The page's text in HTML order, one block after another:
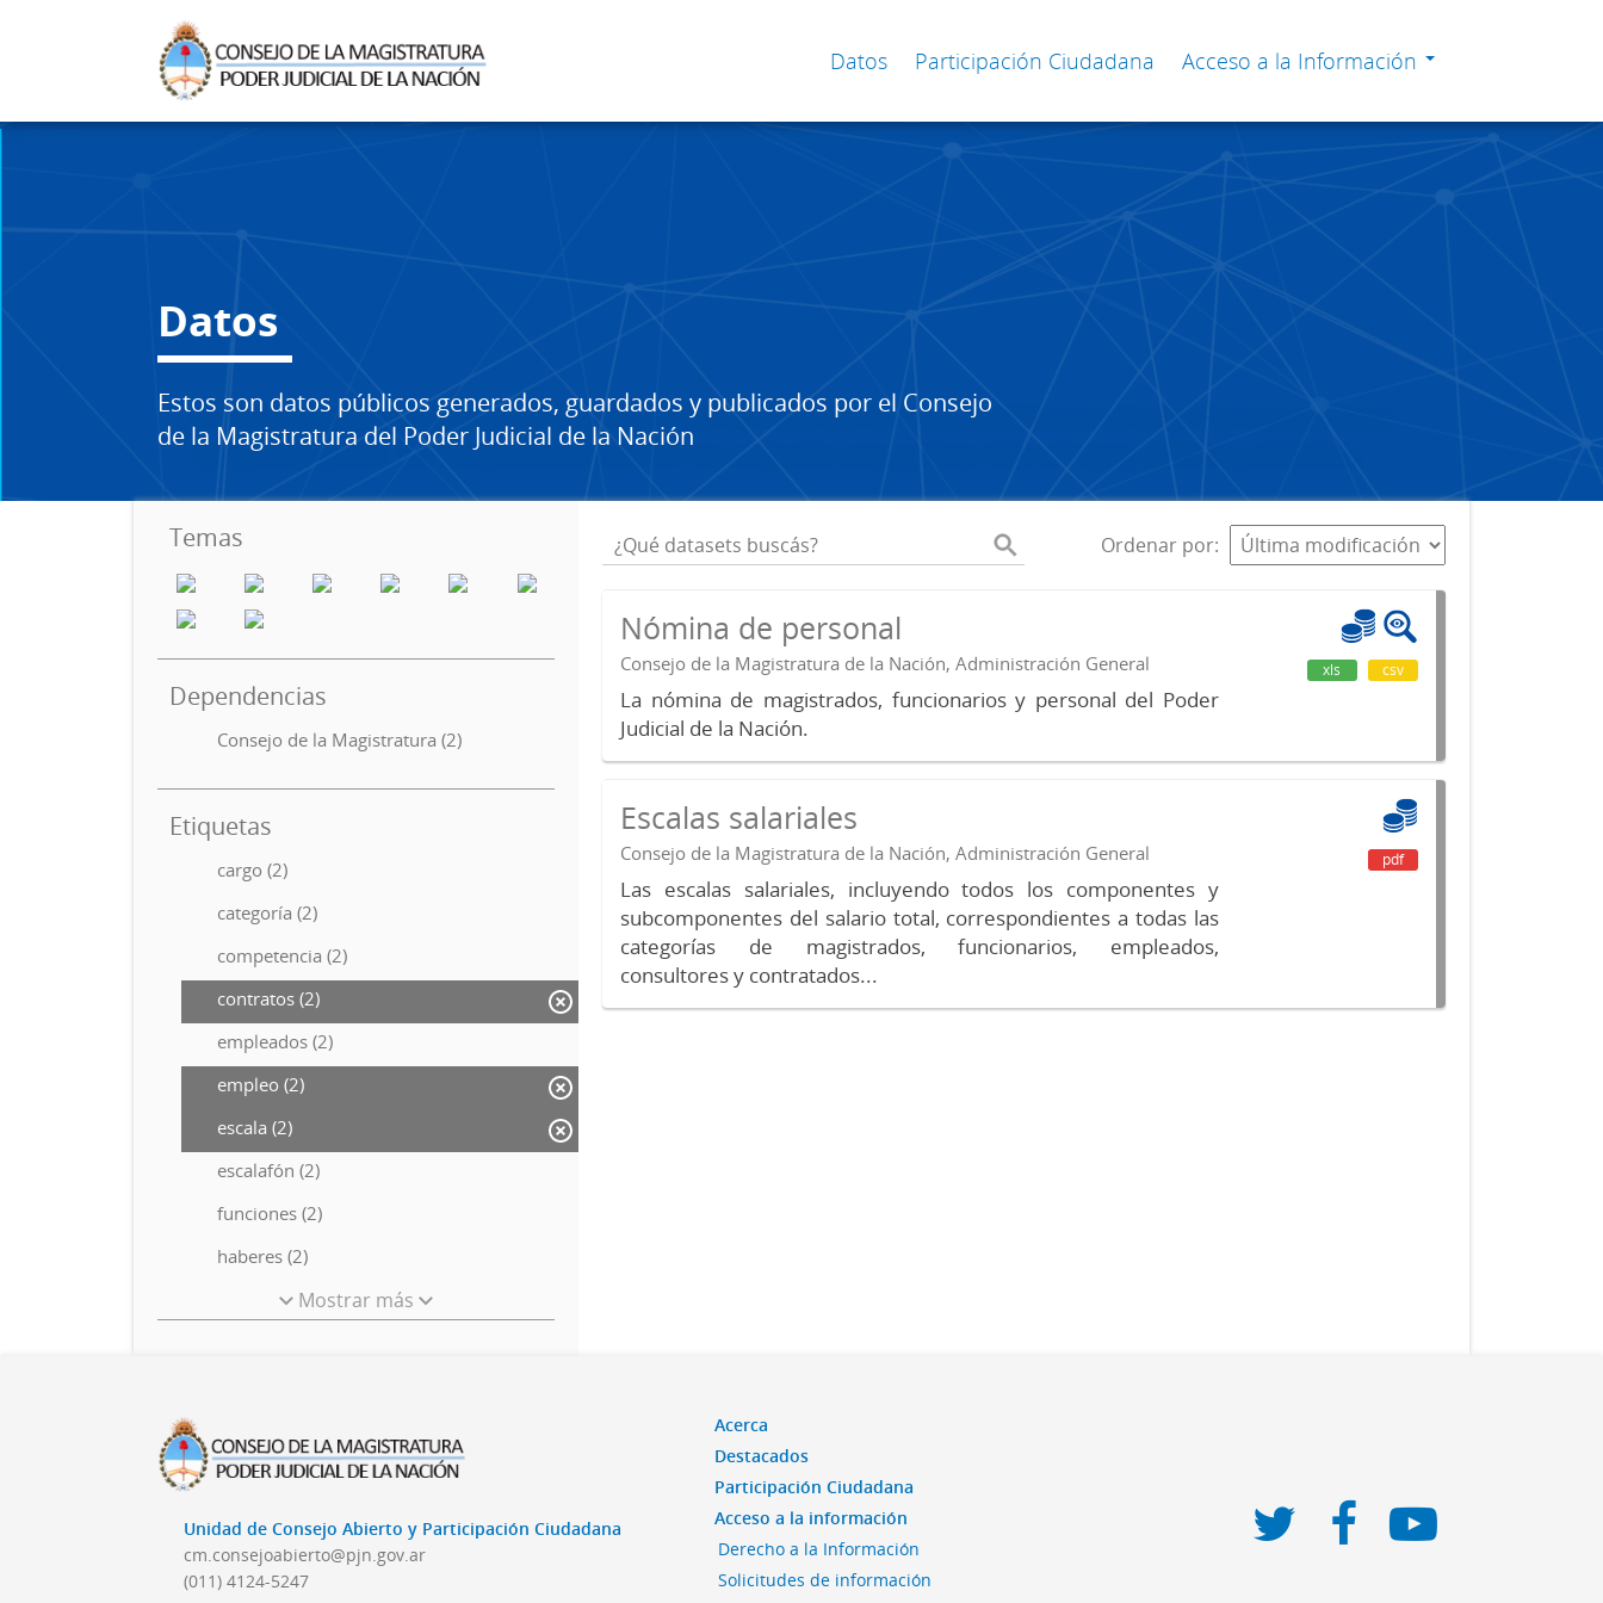
Datos Participación Ciudadana Acceso a la Información
Datos
Estos son datos públicos generados, guardados y publicados por el Consejo
de la Magistratura del Poder Judicial de la Nación
Temas
Dependencias
Consejo de la Magistratura (2)
Etiquetas
cargo (2)
categoría (2)
competencia (2)
contratos (2)
empleados (2)
empleo (2)
escala (2)
escalafón (2)
funciones (2)
haberes (2)
Mostrar más
Ordenar por
Nómina de personal
Consejo de la Magistratura de la Nación, Administración General
La nómina de magistrados, funcionarios y personal del Poder
Judicial de la Nación.
xls csv
Escalas salariales
Consejo de la Magistratura de la Nación, Administración General
Las escalas salariales, incluyendo todos los componentes y
subcomponentes del salario total, correspondientes a todas las
categorías de magistrados, funcionarios, empleados,
consultores y contratados...
pdf
Unidad de Consejo Abierto y Participación Ciudadana
cm.consejoabierto@pjn.gov.ar
(011) 4124-5247
Acerca
Destacados
Participación Ciudadana
Acceso a la información
Derecho a la Información
Solicitudes de información